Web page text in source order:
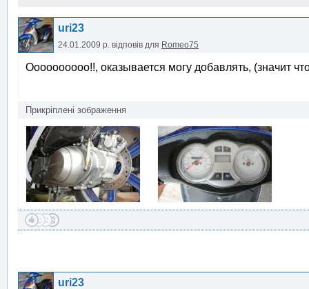
uri23
24.01.2009 р. відповів для Romeo75
Оооооооооо!!, оказывается могу добавлять, (значит
Прикріплені зображення
uri23